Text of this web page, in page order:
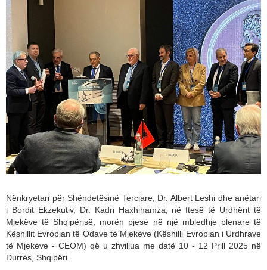
Nënkryetari për Shëndetësinë Terciare, Dr. Albert Leshi dhe anëtari
i Bordit Ekzekutiv, Dr. Kadri Haxhihamza, në ftesë të Urdhërit të
Mjekëve të Shqipërisë, morën pjesë në një mbledhje plenare të
Këshillit Evropian të Odave të Mjekëve (Këshilli Evropian i Urdhrave
të Mjekëve - CEOM) që u zhvillua me datë 10 - 12 Prill 2025 në
Durrës, Shqipëri.